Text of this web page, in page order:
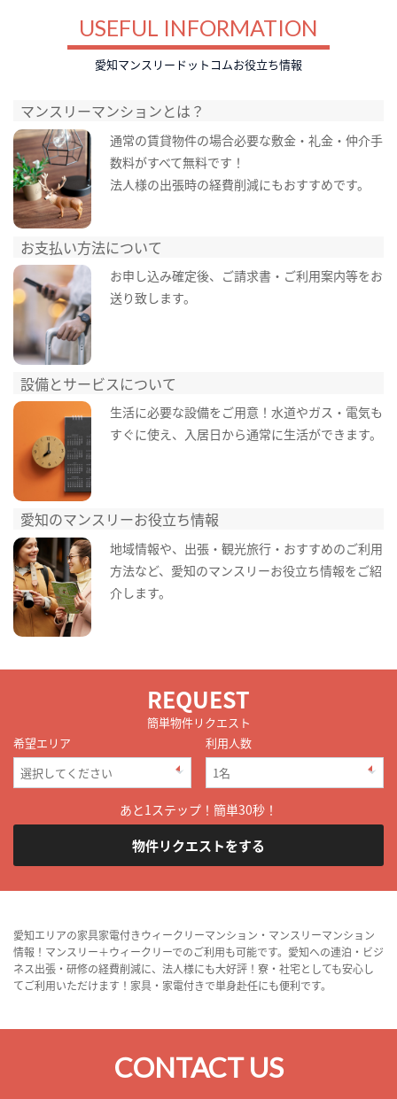
USEFUL INFORMATION
愛知マンスリードットコムお役立ち情報
マンスリーマンションとは？
通常の賃貸物件の場合必要な敷金・礼金・仲介手
数料がすべて無料です！
法人様の出張時の経費削減にもおすすめです。
お支払い方法について
お申し込み確定後、ご請求書・ご利用案内等をお
送り致します。
設備とサービスについて
生活に必要な設備をご用意！水道やガス・電気も
すぐに使え、入居日から通常に生活ができます。
愛知のマンスリーお役立ち情報
地域情報や、出張・観光旅行・おすすめのご利用
方法など、愛知のマンスリーお役立ち情報をご紹
介します。
REQUEST
簡単物件リクエスト
希望エリア
利用人数
あと1ステップ！簡単30秒！
物件リクエストをする
愛知エリアの家具家電付きウィークリーマンション・マンスリーマンション
情報！マンスリー＋ウィークリーでのご利用も可能です。愛知への連泊・ビジ
ネス出張・研修の経費削減に、法人様にも大好評！寮・社宅としても安心し
てご利用いただけます！家具・家電付きで単身赴任にも便利です。
CONTACT US